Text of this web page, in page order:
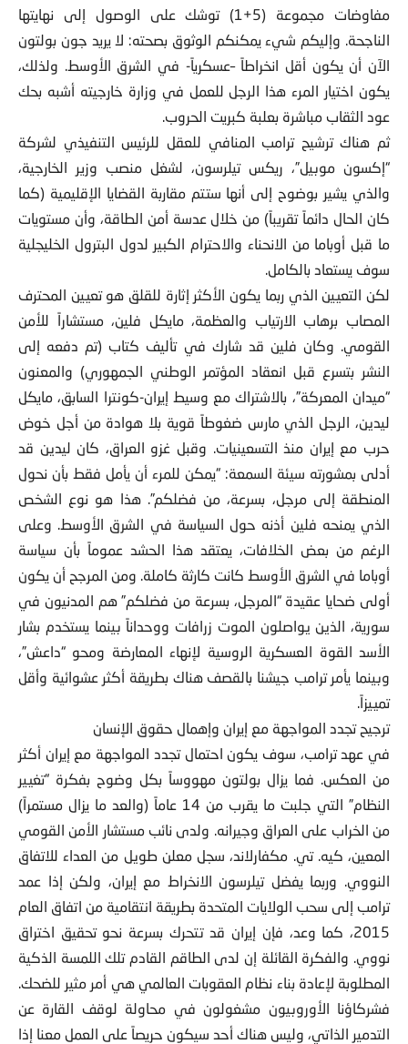
مفاوضات مجموعة (5+1) توشك على الوصول إلى نهايتها
الناجحة. وإليكم شيء يمكنكم الوثوق بصحته: لا يريد جون بولتون
الآن أن يكون أقل انخراطاً –عسكرياً- في الشرق الأوسط. ولذلك،
يكون اختيار المرء هذا الرجل للعمل في وزارة خارجيته أشبه بحك
عود الثقاب مباشرة بعلبة كبريت الحروب.
ثم هناك ترشيح ترامب المنافي للعقل للرئيس التنفيذي لشركة
“إكسون موبيل”، ريكس تيلرسون، لشغل منصب وزير الخارجية،
والذي يشير بوضوح إلى أنها ستتم مقاربة القضايا الإقليمية (كما
كان الحال دائماً تقريباً) من خلال عدسة أمن الطاقة، وأن مستويات
ما قبل أوباما من الانحناء والاحترام الكبير لدول البترول الخليجلية
سوف يستعاد بالكامل.
لكن التعيين الذي ربما يكون الأكثر إثارة للقلق هو تعيين المحترف
المصاب برهاب الارتياب والعظمة، مايكل فلين، مستشاراً للأمن
القومي. وكان فلين قد شارك في تأليف كتاب (تم دفعه إلى
النشر بتسرع قبل انعقاد المؤتمر الوطني الجمهوري) والمعنون
“ميدان المعركة”، بالاشتراك مع وسيط إيران-كونترا السابق، مايكل
ليدين، الرجل الذي مارس ضغوطاً قوية بلا هوادة من أجل خوض
حرب مع إيران منذ التسعينيات. وقبل غزو العراق، كان ليدين قد
أدلى بمشورته سيئة السمعة: “يمكن للمرء أن يأمل فقط بأن نحول
المنطقة إلى مرجل، بسرعة، من فضلكم”. هذا هو نوع الشخص
الذي يمنحه فلين أذنه حول السياسة في الشرق الأوسط. وعلى
الرغم من بعض الخلافات، يعتقد هذا الحشد عموماً بأن سياسة
أوباما في الشرق الأوسط كانت كارثة كاملة. ومن المرجح أن يكون
أولى ضحايا عقيدة “المرجل، بسرعة من فضلكم” هم المدنيون في
سورية، الذين يواصلون الموت زرافات ووحداناً بينما يستخدم بشار
الأسد القوة العسكرية الروسية لإنهاء المعارضة ومحو “داعش”،
وبينما يأمر ترامب جيشنا بالقصف هناك بطريقة أكثر عشوائية وأقل
تمييزاً.
ترجيح تجدد المواجهة مع إيران وإهمال حقوق الإنسان
في عهد ترامب، سوف يكون احتمال تجدد المواجهة مع إيران أكثر
من العكس. فما يزال بولتون مهووساً بكل وضوح بفكرة “تغيير
النظام” التي جلبت ما يقرب من 14 عاماً (والعد ما يزال مستمراً)
من الخراب على العراق وجيرانه. ولدى نائب مستشار الأمن القومي
المعين، كيه. تي. مكفارلاند، سجل معلن طويل من العداء للاتفاق
النووي. وربما يفضل تيلرسون الانخراط مع إيران، ولكن إذا عمد
ترامب إلى سحب الولايات المتحدة بطريقة انتقامية من اتفاق العام
2015، كما وعد، فإن إيران قد تتحرك بسرعة نحو تحقيق اختراق
نووي. والفكرة القائلة إن لدى الطاقم القادم تلك اللمسة الذكية
المطلوبة لإعادة بناء نظام العقوبات العالمي هي أمر مثير للضحك.
فشركاؤنا الأوروبيون مشغولون في محاولة لوقف القارة عن
التدمير الذاتي، وليس هناك أحد سيكون حريصاً على العمل معنا إذا